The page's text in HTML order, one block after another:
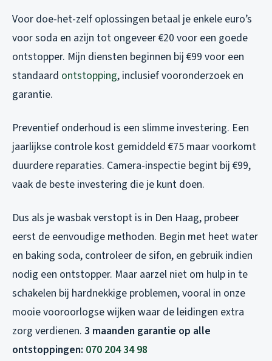
Voor doe-het-zelf oplossingen betaal je enkele euro’s
voor soda en azijn tot ongeveer €20 voor een goede
ontstopper. Mijn diensten beginnen bij €99 voor een
standaard ontstopping, inclusief vooronderzoek en
garantie.
Preventief onderhoud is een slimme investering. Een
jaarlijkse controle kost gemiddeld €75 maar voorkomt
duurdere reparaties. Camera-inspectie begint bij €99,
vaak de beste investering die je kunt doen.
Dus als je wasbak verstopt is in Den Haag, probeer
eerst de eenvoudige methoden. Begin met heet water
en baking soda, controleer de sifon, en gebruik indien
nodig een ontstopper. Maar aarzel niet om hulp in te
schakelen bij hardnekkige problemen, vooral in onze
mooie vooroorlogse wijken waar de leidingen extra
zorg verdienen. 3 maanden garantie op alle
ontstoppingen: 070 204 34 98